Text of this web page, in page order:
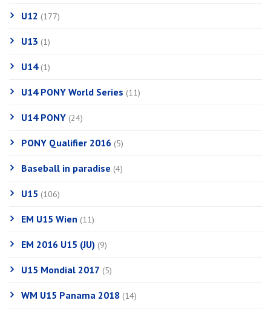
U12 (177)
U13 (1)
U14(1)
U14 PONY World Series (11)
U14 PONY (24)
PONY Qualifier 2016 (5)
Baseball in paradise (4)
U15 (106)
EM U15 Wien (11)
EM 2016 U15 (JU) (9)
U15 Mondial 2017 (5)
WM U15 Panama 2018 (14)